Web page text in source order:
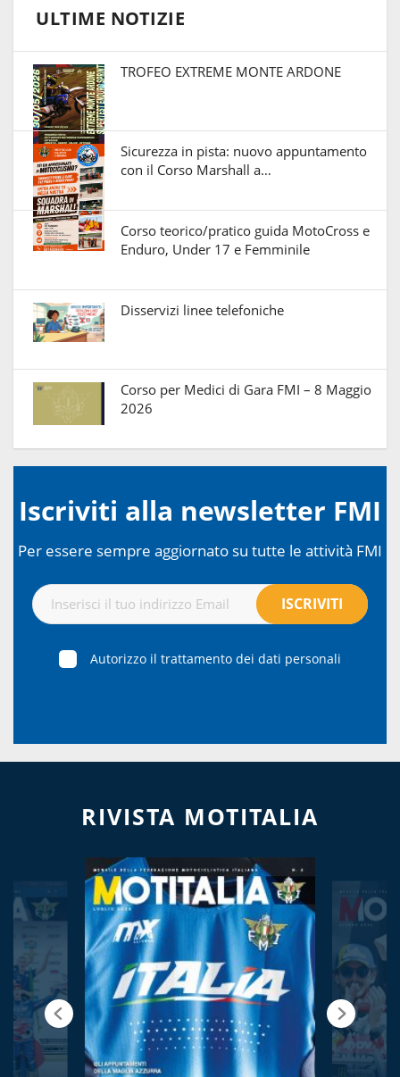
ULTIME NOTIZIE
TROFEO EXTREME MONTE ARDONE
Sicurezza in pista: nuovo appuntamento
con il Corso Marshall a…
Corso teorico/pratico guida MotoCross e
Enduro, Under 17 e Femminile
Disservizi linee telefoniche
Corso per Medici di Gara FMI – 8 Maggio
2026
Iscriviti alla newsletter FMI
Per essere sempre aggiornato su tutte le attività FMI
Autorizzo il trattamento dei dati personali
RIVISTA MOTITALIA